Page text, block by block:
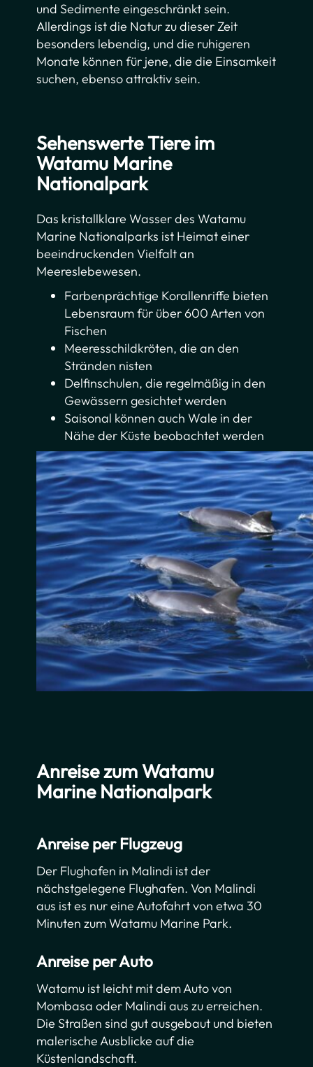
und Sedimente eingeschränkt sein.
Allerdings ist die Natur zu dieser Zeit
besonders lebendig, und die ruhigeren
Monate können für jene, die die Einsamkeit
suchen, ebenso attraktiv sein.
Sehenswerte Tiere im
Watamu Marine
Nationalpark
Das kristallklare Wasser des Watamu
Marine Nationalparks ist Heimat einer
beeindruckenden Vielfalt an
Meereslebewesen.
Farbenprächtige Korallenriffe bieten
Lebensraum für über 600 Arten von
Fischen
Meeresschildkröten, die an den
Stränden nisten
Delfinschulen, die regelmäßig in den
Gewässern gesichtet werden
Saisonal können auch Wale in der
Nähe der Küste beobachtet werden
Anreise zum Watamu
Marine Nationalpark
Anreise per Flugzeug
Der Flughafen in Malindi ist der
nächstgelegene Flughafen. Von Malindi
aus ist es nur eine Autofahrt von etwa 30
Minuten zum Watamu Marine Park.
Anreise per Auto
Watamu ist leicht mit dem Auto von
Mombasa oder Malindi aus zu erreichen.
Die Straßen sind gut ausgebaut und bieten
malerische Ausblicke auf die
Küstenlandschaft.